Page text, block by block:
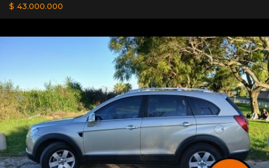
$ 43.000.000